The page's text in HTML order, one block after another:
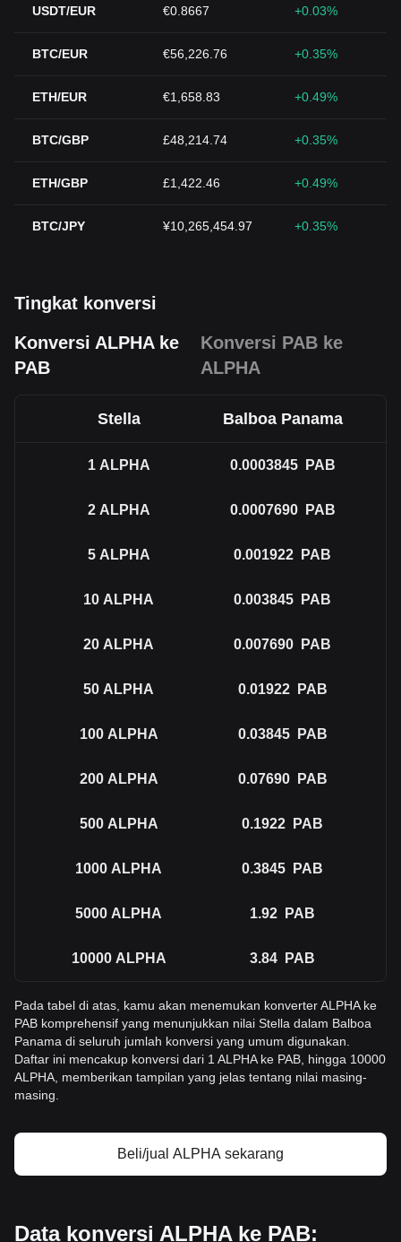
USDT/EUR €0.8667 +0.03%
BTC/EUR €56,226.76 +0.35%
ETH/EUR €1,658.83 +0.49%
BTC/GBP £48,214.74 +0.35%
ETH/GBP £1,422.46 +0.49%
BTC/JPY ¥10,265,454.97 +0.35%
Tingkat konversi
Konversi ALPHA ke
PAB
Konversi PAB ke
ALPHA
Stella Balboa Panama
1 ALPHA 0.0003845 PAB
2 ALPHA 0.0007690 PAB
5 ALPHA 0.001922 PAB
10 ALPHA 0.003845 PAB
20 ALPHA 0.007690 PAB
50 ALPHA 0.01922 PAB
100 ALPHA 0.03845 PAB
200 ALPHA 0.07690 PAB
500 ALPHA 0.1922 PAB
1000 ALPHA 0.3845 PAB
5000 ALPHA 1.92 PAB
10000 ALPHA 3.84 PAB
Pada tabel di atas, kamu akan menemukan konverter ALPHA ke
PAB komprehensif yang menunjukkan nilai Stella dalam Balboa
Panama di seluruh jumlah konversi yang umum digunakan.
Daftar ini mencakup konversi dari 1 ALPHA ke PAB, hingga 10000
ALPHA, memberikan tampilan yang jelas tentang nilai masing-
masing.
Beli/jual ALPHA sekarang
Data konversi ALPHA ke PAB: